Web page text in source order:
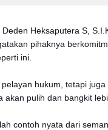
Deden Heksaputera S,
pihaknya
ini.
hukum, tetapi
akan pulih dan bangkit
contoh nyata dari